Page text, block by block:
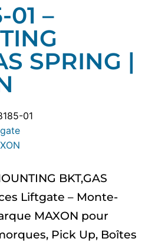
01 –
SPRING |
01
BKT,GAS
Liftgate – Monte-
MAXON pour
Pick Up, Boîtes